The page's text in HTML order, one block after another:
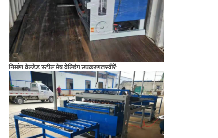
निर्माण वेल्डेड स्टील मेष वेल्डिंग उपकरणतस्वीरें: